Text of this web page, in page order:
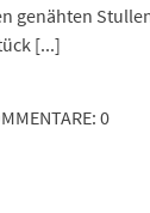
genähten
[...]
0